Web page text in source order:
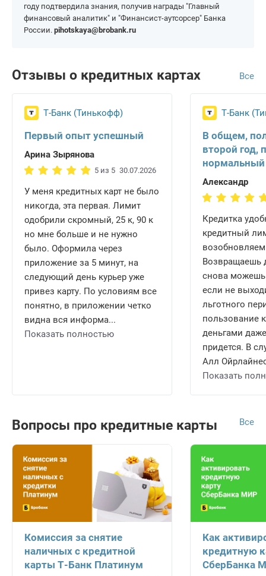
году подтвердила знания, получив награды "Главный
финансовый аналитик" и "Финансист-аутсорсер" Банка
России. pihotskaya@brobank.ru
Отзывы о кредитных картах Все
Т-Банк (Тинькофф)
Первый опыт успешный
Арина Зырянова
5 из 5 30.07.2026
У меня кредитных карт не было
никогда, эта первая. Лимит
одобрили скромный, 25 к, 90 к
но мне больше и не нужно
было. Оформила через
приложение за 5 минут, на
следующий день курьер уже
привез карту. По условиям все
понятно, в приложении четко
видна вся информа...
Показать полностью
Т-Банк
В общем,
второй год,
нормальный
Александр
Кредитка
кредитный
Возвращаешь
снова можешь
если не
льготного
пользование
деньгами
придется. В
Алл
Показать
Вопросы про кредитные карты Все
Комиссия за снятие
наличных с кредитной
карты Т-Банк Платинум
Как
кредитную
СберБанка